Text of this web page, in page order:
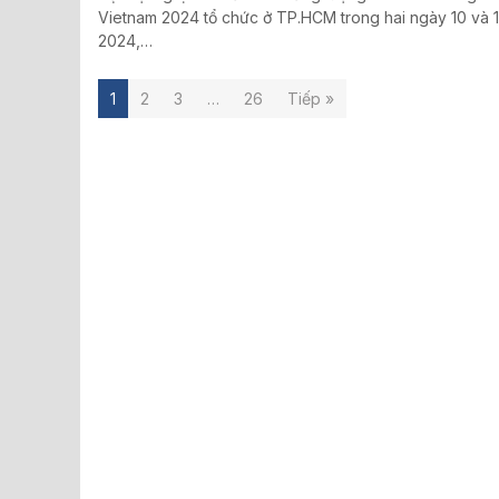
Vietnam 2024 tổ chức ở TP.HCM trong hai ngày 10 và
2024,…
1 2 3 … 26 Tiếp »